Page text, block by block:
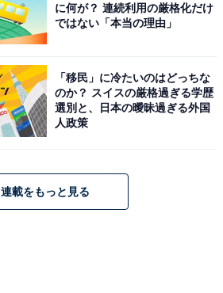
に何が？ 連続利用の厳格化だけ
ではない「本当の理由」
「移民」に冷たいのはどっちな
のか？ スイスの厳格過ぎる学歴
選別と、日本の曖昧過ぎる外国
人政策
連載をもっと見る